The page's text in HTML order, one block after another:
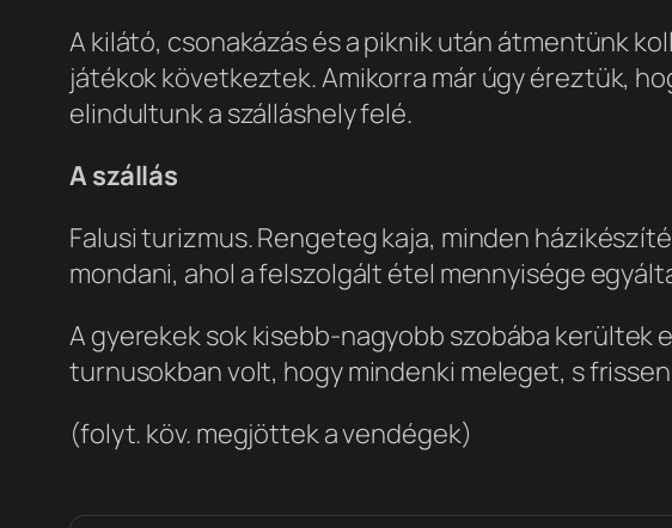
A kilátó, csonakázás és a piknik után átmentünk
játékok következtek. Amikorra már úgy éreztük,
elindultunk a szálláshely felé.
A szállás
Falusi turizmus. Rengeteg kaja, minden
mondani, ahol a felszolgált étel mennyisége
A gyerekek sok kisebb-nagyobb szobába kerültek
turnusokban volt, hogy mindenki meleget, s
(folyt. köv. megjöttek a vendégek)